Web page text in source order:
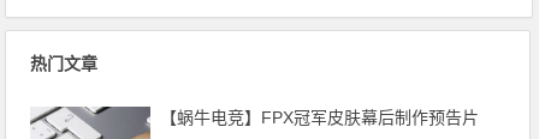
想当教练【EV扑克小游戏官
官网】
热门文章
【蜗牛电竞】FPX冠军皮肤幕后制作预告片